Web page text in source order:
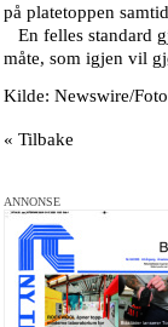
på platetoppen
En felles standard
måte, som igjen vil
Kilde: Newswire/
« Tilbake
ANNONSE